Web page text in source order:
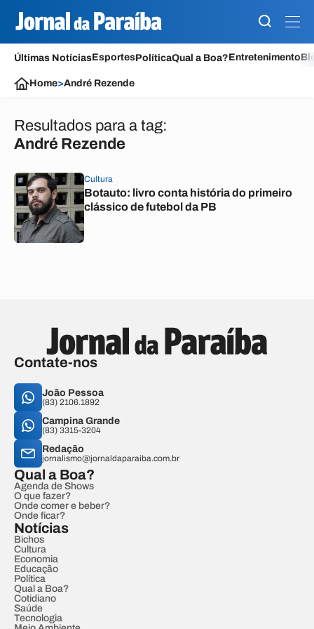
Últimas NotíciasEsportesPolíticaQual a Boa?Entretenimento
Home>André Rezende
Resultados para a tag:
André Rezende
Cultura
Botauto: livro conta história do primeiro
clássico de futebol da PB
Contate-nos
João Pessoa
(83) 2106.1892
Campina Grande
(83) 3315-3204
Redação
jornalismo@jornaldaparaiba.com.br
Qual a Boa?
Agenda de Shows
O que fazer?
Onde comer e beber?
Onde ficar?
Notícias
Bichos
Cultura
Economia
Educação
Política
Qual a Boa?
Cotidiano
Saúde
Tecnologia